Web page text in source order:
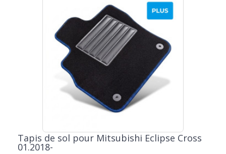
Tapis de sol pour Mitsubishi Eclipse Cross
01.2018-